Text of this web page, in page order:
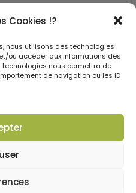
Cookies !?
nous utilisons des technologies
ou accéder aux informations des
nous permettra de
de navigation ou les ID
ici
de confidentialité